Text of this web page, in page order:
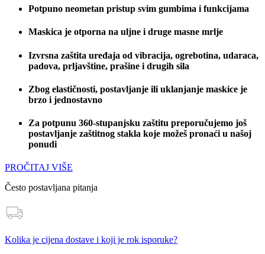
Potpuno neometan pristup svim gumbima i funkcijama
Maskica je otporna na uljne i druge masne mrlje
Izvrsna zaštita uređaja od vibracija, ogrebotina, udaraca,
padova, prljavštine, prašine i drugih sila
Zbog elastičnosti, postavljanje ili uklanjanje maskice je
brzo i jednostavno
Za potpunu 360-stupanjsku zaštitu preporučujemo još
postavljanje zaštitnog stakla koje možeš pronaći u našoj
ponudi
PROČITAJ VIŠE
Često postavljana pitanja
Kolika je cijena dostave i koji je rok isporuke?